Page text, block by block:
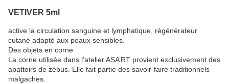
VETIVER 5ml
active la circulation sanguine et lymphatique, régénérateur
cutané adapté aux peaux sensibles.
Des objets en corne
La corne utilisée dans l’atelier ASA’RT provient exclusivement des
abattoirs de zébus. Elle fait partie des savoir-faire traditionnels
malgaches.